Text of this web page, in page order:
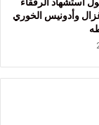
وأدونيس الخوري